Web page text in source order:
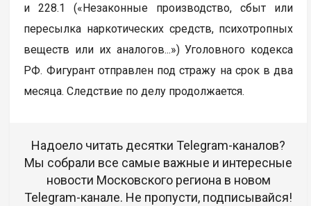
и 228.1 («Незаконные производство, сбыт или
пересылка наркотических средств, психотропных
веществ или их аналогов...») Уголовного кодекса
РФ. Фигурант отправлен под стражу на срок в два
месяца. Следствие по делу продолжается.
Надоело читать десятки Telegram-каналов?
Мы собрали все самые важные и интересные
новости Московского региона в новом
Telegram-канале. Не пропусти, подписывайся!